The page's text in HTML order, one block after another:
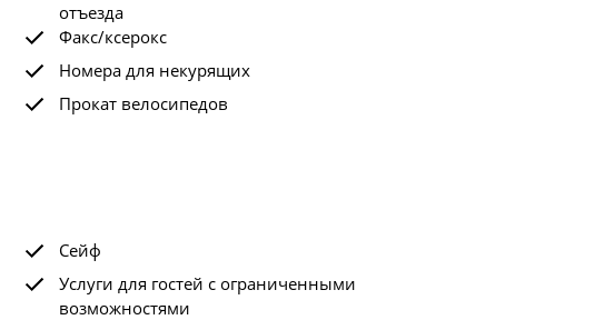
отъезда
Факс/ксерокс
Номера для некурящих
Прокат велосипедов
Сейф
Услуги для гостей с ограниченными
возможностями